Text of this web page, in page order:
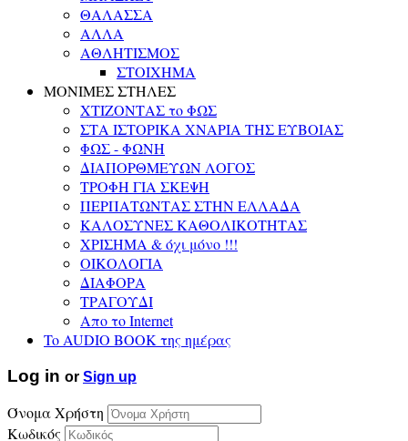
ΘΑΛΑΣΣΑ
ΑΛΛΑ
ΑΘΛΗΤΙΣΜΟΣ
ΣΤΟΙΧΗΜΑ
ΜΟΝΙΜΕΣ ΣΤΗΛΕΣ
ΧΤΙΖΟΝΤΑΣ το ΦΩΣ
ΣΤΑ ΙΣΤΟΡΙΚΑ ΧΝΑΡΙΑ ΤΗΣ ΕΥΒΟΙΑΣ
ΦΩΣ - ΦΩΝΗ
ΔΙΑΠΟΡΘΜΕΥΩΝ ΛΟΓΟΣ
ΤΡΟΦΗ ΓΙΑ ΣΚΕΨΗ
ΠΕΡΠΑΤΩΝΤΑΣ ΣΤΗΝ ΕΛΛΑΔΑ
ΚΑΛΟΣΥΝΕΣ ΚΑΘΟΛΙΚΟΤΗΤΑΣ
ΧΡΙΣΗΜΑ & όχι μόνο !!!
ΟΙΚΟΛΟΓΙΑ
ΔΙΑΦΟΡΑ
ΤΡΑΓΟΥΔΙ
Απο το Internet
To AUDIO BOOK της ημέρας
Log in or Sign up
Όνομα Χρήστη
Κωδικός